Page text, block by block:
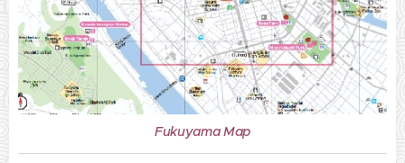
Fukuyama Map
07/07/2025